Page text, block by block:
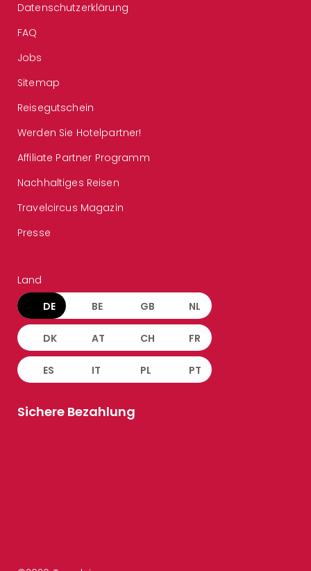
Datenschutzerklärung
FAQ
Jobs
Sitemap
Reisegutschein
Werden Sie Hotelpartner!
Affiliate Partner Programm
Nachhaltiges Reisen
Travelcircus Magazin
Presse
Land
DE BE GB NL
DK AT CH FR
ES IT PL PT
Sichere Bezahlung